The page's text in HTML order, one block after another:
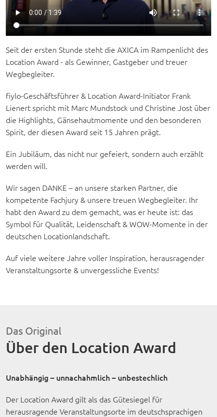
Seit der ersten Stunde steht die AXICA im Rampenlicht des
Location Award - als Gewinner, Gastgeber und treuer
Wegbegleiter.
fiylo-Geschäftsführer & Location Award-Initiator Frank
Lienert spricht mit Marc Mundstock und Christine Jost über
die Highlights, Gänsehautmomente und den besonderen
Spirit, der diesen Award seit 15 Jahren prägt.
Ein Jubiläum, das nicht nur gefeiert, sondern auch erzählt
werden will.
Wir sagen DANKE – an unsere starken Partner, die
kompetente Fachjury & unsere treuen Wegbegleiter. Ihr
habt den Award zu dem gemacht, was er heute ist: das
Symbol für Qualität, Leidenschaft & WOW-Momente in der
deutschen Locationlandschaft.
Auf viele weitere Jahre voller Inspiration, herausragender
Veranstaltungsorte & unvergessliche Events!
Das Original
Über den Location Award
Unabhängig – unnachahmlich – unbestechlich
Der Location Award gilt als das Gütesiegel für
herausragende Veranstaltungsorte im deutschsprachigen